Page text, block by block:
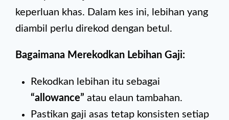
keperluan khas. Dalam kes ini, lebihan yang
diambil perlu direkod dengan betul.
Bagaimana Merekodkan Lebihan Gaji:
Rekodkan lebihan itu sebagai
“allowance” atau elaun tambahan.
Pastikan gaji asas tetap konsisten setiap